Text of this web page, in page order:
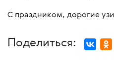
С праздником, дорогие
Поделиться: